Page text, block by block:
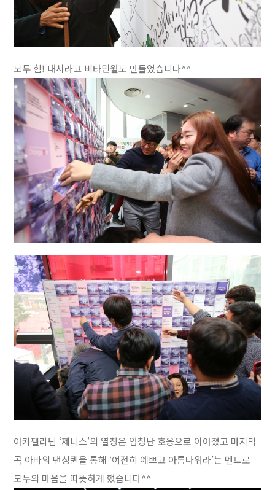
모두 힘! 내시라고 비타민월도 만들었습니다^^
아카펠라팀 ‘제니스’의 열창은 엄청난 호응으로 이어졌고 마지막
곡 아바의 댄싱퀸을 통해 ‘여전히 예쁘고 아름다워라’는 멘트로
모두의 마음을 따뜻하게 했습니다^^